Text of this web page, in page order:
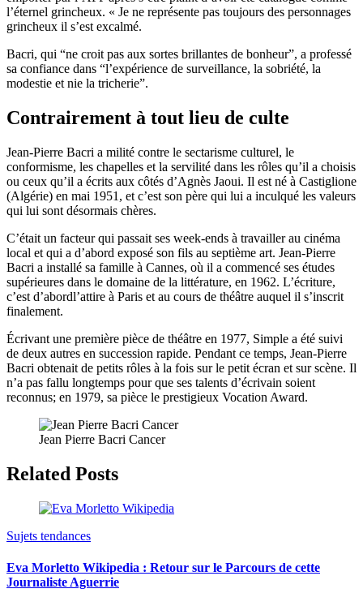
l’éternel grincheux. « Je ne représente pas toujours des personnages
grincheux il s’est excalmé.
Bacri, qui “ne croit pas aux sortes brillantes de bonheur”, a professé
sa confiance dans “l’expérience de surveillance, la sobriété, la
modestie et nie la tricherie”.
Contrairement à tout lieu de culte
Jean-Pierre Bacri a milité contre le sectarisme culturel, le
conformisme, les chapelles et la servilité dans les rôles qu’il a choisis
ou ceux qu’il a écrits aux côtés d’Agnès Jaoui. Il est né à Castiglione
(Algérie) en mai 1951, et c’est son père qui lui a inculqué les valeurs
qui lui sont désormais chères.
C’était un facteur qui passait ses week-ends à travailler au cinéma
local et qui a d’abord exposé son fils au septième art. Jean-Pierre
Bacri a installé sa famille à Cannes, où il a commencé ses études
supérieures dans le domaine de la littérature, en 1962. L’écriture,
c’est d’abordl’attire à Paris et au cours de théâtre auquel il s’inscrit
finalement.
Écrivant une première pièce de théâtre en 1977, Simple a été suivi
de deux autres en succession rapide. Pendant ce temps, Jean-Pierre
Bacri obtenait de petits rôles à la fois sur le petit écran et sur scène. Il
n’a pas fallu longtemps pour que ses talents d’écrivain soient
reconnus; en 1979, sa pièce le prestigieux Vocation Award.
Jean Pierre Bacri Cancer
Related Posts
Sujets tendances
Eva Morletto Wikipedia : Retour sur le Parcours de cette
Journaliste Aguerrie